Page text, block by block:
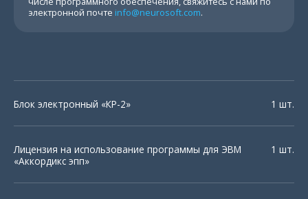
электронной почте info@neurosoft.com.
Блок электронный «КР-2» 1 шт.
Лицензия на использование программы для ЭВМ
«Аккордикс эпп»
1 шт.